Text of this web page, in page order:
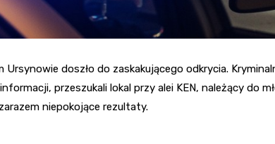
doszło do zaskakującego odkrycia.
przeszukali lokal przy alei KEN, należący do
niepokojące rezultaty.